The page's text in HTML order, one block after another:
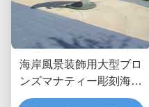
海岸風景装飾用大型ブロ
ンズマナティー彫刻海洋
動物屋外ガーデンアート